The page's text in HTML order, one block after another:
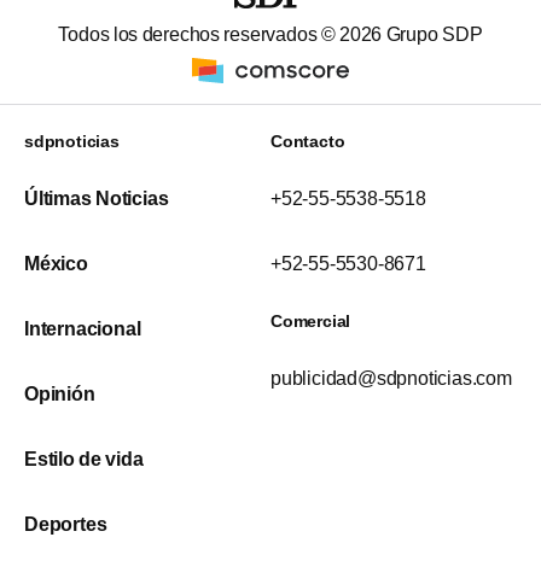
Todos los derechos reservados © 2026 Grupo SDP
sdpnoticias
Últimas Noticias
México
Internacional
Opinión
Estilo de vida
Deportes
Contacto
+52-55-5538-5518
+52-55-5530-8671
Comercial
publicidad@sdpnoticias.com